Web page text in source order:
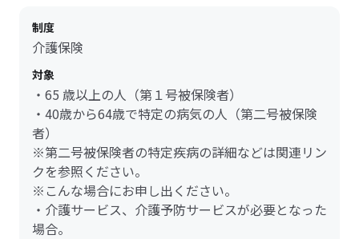
制度
介護保険
対象
・65 歳以上の人（第１号被保険者）
・40歳から64歳で特定の病気の人（第二号被保険
者）
※第二号被保険者の特定疾病の詳細などは関連リン
クを参照ください。
※こんな場合にお申し出ください。
・介護サービス、介護予防サービスが必要となった
場合。